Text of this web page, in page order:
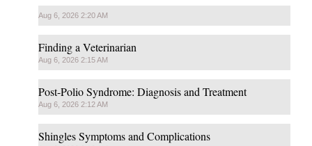
Aug 6, 2026 2:20 AM
Finding a Veterinarian
Aug 6, 2026 2:15 AM
Post-Polio Syndrome: Diagnosis and Treatment
Aug 6, 2026 2:12 AM
Shingles Symptoms and Complications